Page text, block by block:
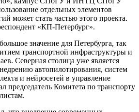
отдельных элементов
может стать частью этого проекта.
«КП-Петербург».
значение для Петербурга, так
транспортной инфраструктуры и
Северная столица уже является
автопилотирования, систем
и нейросетей в управление
председатель Комитета по транспорту